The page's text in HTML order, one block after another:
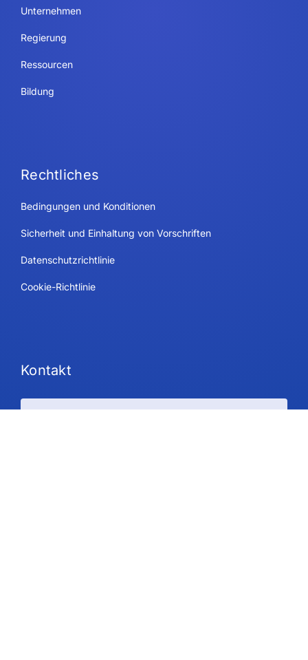
Unternehmen
Regierung
Ressourcen
Bildung
Rechtliches
Bedingungen und Konditionen
Sicherheit und Einhaltung von Vorschriften
Datenschutzrichtlinie
Cookie-Richtlinie
Kontakt
Pläne und Preisgestaltung